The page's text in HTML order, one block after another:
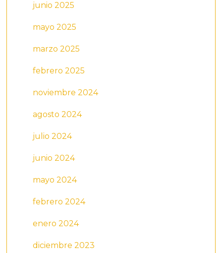
junio 2025
mayo 2025
marzo 2025
febrero 2025
noviembre 2024
agosto 2024
julio 2024
junio 2024
mayo 2024
febrero 2024
enero 2024
diciembre 2023